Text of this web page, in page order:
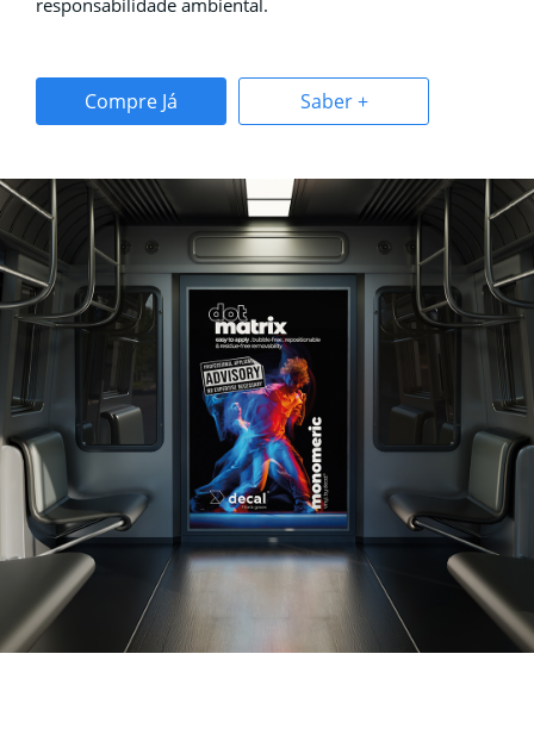
responsabilidade ambiental.
Compre Já Saber +